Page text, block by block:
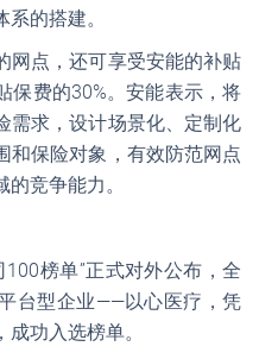
的搭建。
网点，还可享受安能的补贴
保费的30%。安能表示，将
需求，设计场景化、定制化
和保险对象，有效防范网点
竞争能力。
100榜单”正式对外公布，全
台型企业——以心医疗，凭
功入选榜单。